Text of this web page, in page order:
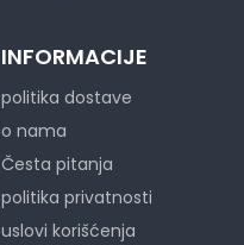
INFORMACIJE
politika dostave
o nama
Česta pitanja
politika privatnosti
uslovi korišćenja